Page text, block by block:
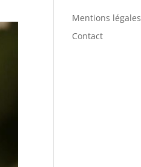
Mentions légales
Contact